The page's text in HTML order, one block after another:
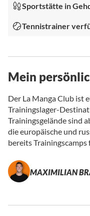
Sportstätte in
Tennistrainer
Mein
Der La Manga Club ist
Trainingslager-
Trainingsgelände sind
die europäische und
bereits Trainingscamps
MAXIMILIAN